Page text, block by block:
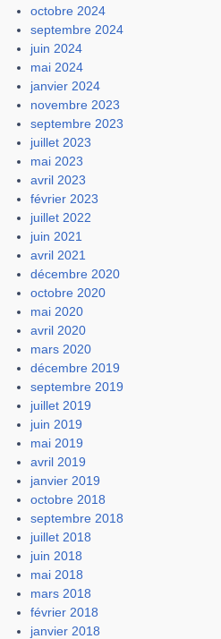
octobre 2024
septembre 2024
juin 2024
mai 2024
janvier 2024
novembre 2023
septembre 2023
juillet 2023
mai 2023
avril 2023
février 2023
juillet 2022
juin 2021
avril 2021
décembre 2020
octobre 2020
mai 2020
avril 2020
mars 2020
décembre 2019
septembre 2019
juillet 2019
juin 2019
mai 2019
avril 2019
janvier 2019
octobre 2018
septembre 2018
juillet 2018
juin 2018
mai 2018
mars 2018
février 2018
janvier 2018